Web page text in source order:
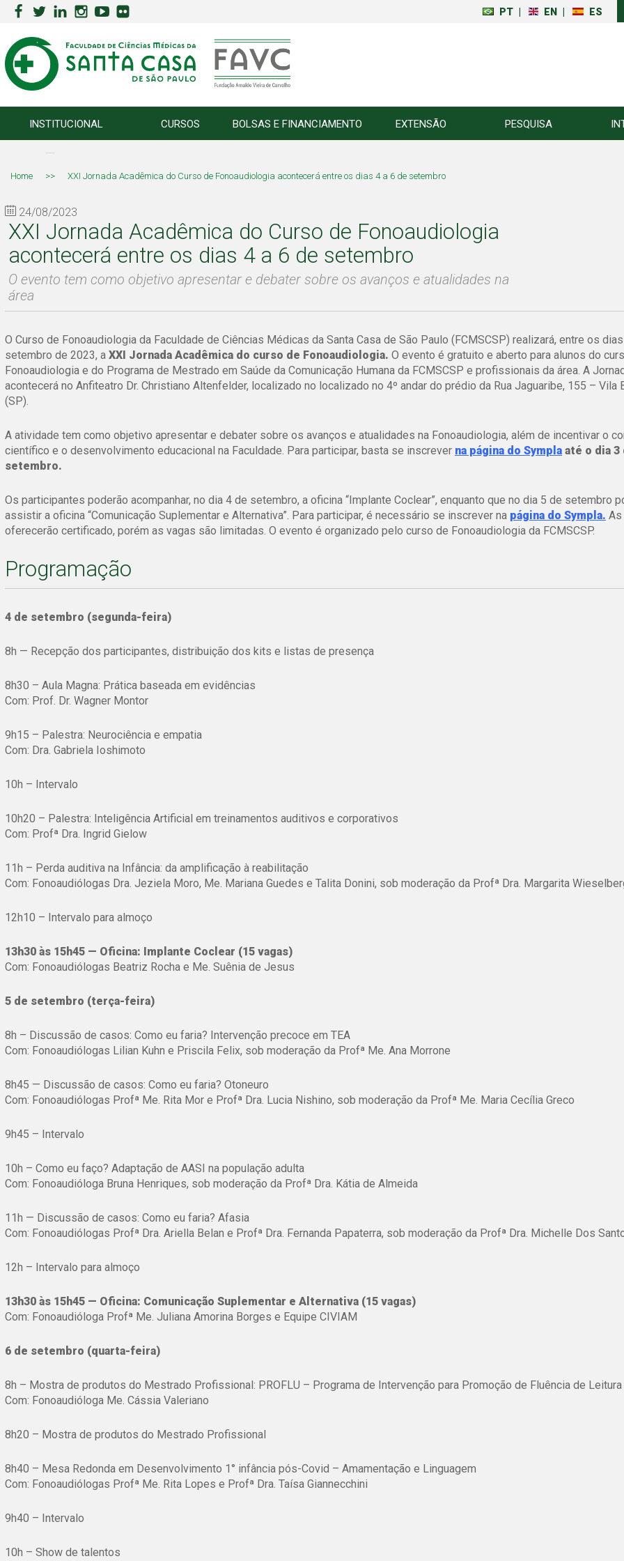
PT EN ES
INSTITUCIONAL CURSOS BOLSAS E FINANCIAMENTO EXTENSÃO PESQUISA
Home >> XXI Jornada Acadêmica do Curso de Fonoaudiologia acontecerá entre os dias 4 a 6 de setembro
24/08/2023
XXI Jornada Acadêmica do Curso de Fonoaudiologia
acontecerá entre os dias 4 a 6 de setembro
O evento tem como objetivo apresentar e debater sobre os avanços e atualidades na
área
O Curso de Fonoaudiologia da Faculdade de Ciências Médicas da Santa Casa de São Paulo (FCMSCSP) realizará, entre os
setembro de 2023, a XXI Jornada Acadêmica do curso de Fonoaudiologia. O evento é gratuito e aberto para alunos do
Fonoaudiologia e do Programa de Mestrado em Saúde da Comunicação Humana da FCMSCSP e profissionais da área. A
acontecerá no Anfiteatro Dr. Christiano Altenfelder, localizado no localizado no 4º andar do prédio da Rua Jaguaribe, 155 – Vila
(SP).
A atividade tem como objetivo apresentar e debater sobre os avanços e atualidades na Fonoaudiologia, além de incentivar o
científico e o desenvolvimento educacional na Faculdade. Para participar, basta se inscrever na página do Sympla até o dia 3
setembro.
Os participantes poderão acompanhar, no dia 4 de setembro, a oficina “Implante Coclear”, enquanto que no dia 5 de setembro
assistir a oficina “Comunicação Suplementar e Alternativa”. Para participar, é necessário se inscrever na página do Sympla. As
oferecerão certificado, porém as vagas são limitadas. O evento é organizado pelo curso de Fonoaudiologia da FCMSCSP.
Programação
4 de setembro (segunda-feira)
8h — Recepção dos participantes, distribuição dos kits e listas de presença
8h30 – Aula Magna: Prática baseada em evidências
Com: Prof. Dr. Wagner Montor
9h15 – Palestra: Neurociência e empatia
Com: Dra. Gabriela Ioshimoto
10h – Intervalo
10h20 – Palestra: Inteligência Artificial em treinamentos auditivos e corporativos
Com: Profª Dra. Ingrid Gielow
11h – Perda auditiva na Infância: da amplificação à reabilitação
Com: Fonoaudiólogas Dra. Jeziela Moro, Me. Mariana Guedes e Talita Donini, sob moderação da Profª Dra. Margarita
12h10 – Intervalo para almoço
13h30 às 15h45 — Oficina: Implante Coclear (15 vagas)
Com: Fonoaudiólogas Beatriz Rocha e Me. Suênia de Jesus
5 de setembro (terça-feira)
8h – Discussão de casos: Como eu faria? Intervenção precoce em TEA
Com: Fonoaudiólogas Lilian Kuhn e Priscila Felix, sob moderação da Profª Me. Ana Morrone
8h45 — Discussão de casos: Como eu faria? Otoneuro
Com: Fonoaudiólogas Profª Me. Rita Mor e Profª Dra. Lucia Nishino, sob moderação da Profª Me. Maria Cecília Greco
9h45 – Intervalo
10h – Como eu faço? Adaptação de AASI na população adulta
Com: Fonoaudióloga Bruna Henriques, sob moderação da Profª Dra. Kátia de Almeida
11h — Discussão de casos: Como eu faria? Afasia
Com: Fonoaudiólogas Profª Dra. Ariella Belan e Profª Dra. Fernanda Papaterra, sob moderação da Profª Dra. Michelle Dos
12h – Intervalo para almoço
13h30 às 15h45 — Oficina: Comunicação Suplementar e Alternativa (15 vagas)
Com: Fonoaudióloga Profª Me. Juliana Amorina Borges e Equipe CIVIAM
6 de setembro (quarta-feira)
8h – Mostra de produtos do Mestrado Profissional: PROFLU – Programa de Intervenção para Promoção de Fluência de Leitura
Com: Fonoaudióloga Me. Cássia Valeriano
8h20 – Mostra de produtos do Mestrado Profissional
8h40 – Mesa Redonda em Desenvolvimento 1° infância pós-Covid – Amamentação e Linguagem
Com: Fonoaudiólogas Profª Me. Rita Lopes e Profª Dra. Taísa Giannecchini
9h40 – Intervalo
10h – Show de talentos